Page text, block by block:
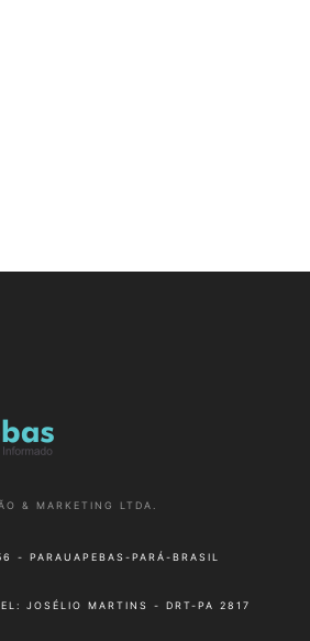
& MARKETING LTDA.
- PARAUAPEBAS-PARÁ-BRASIL
JOSÉLIO MARTINS - DRT-PA 2817